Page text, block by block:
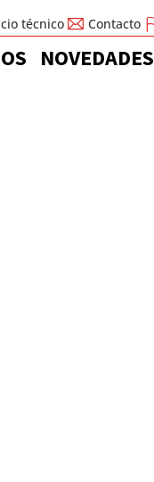
técnico Contacto
NOVEDADES